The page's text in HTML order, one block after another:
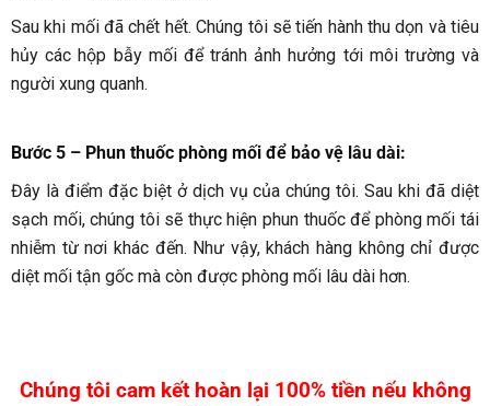
Sau khi mối đã chết hết. Chúng tôi sẽ tiến hành thu dọn và tiêu
hủy các hộp bẫy mối để tránh ảnh hưởng tới môi trường và
người xung quanh.
Bước 5 – Phun thuốc phòng mối để bảo vệ lâu dài:
Đây là điểm đặc biệt ở dịch vụ của chúng tôi. Sau khi đã diệt
sạch mối, chúng tôi sẽ thực hiện phun thuốc để phòng mối tái
nhiễm từ nơi khác đến. Như vậy, khách hàng không chỉ được
diệt mối tận gốc mà còn được phòng mối lâu dài hơn.
Chúng tôi cam kết hoàn lại 100% tiền nếu không